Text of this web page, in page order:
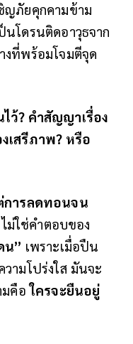
ญภัยคุกคามข้าม
โดรนติดอาวุธจาก
งที่พร้อมโจมตีจุด
ไว้? คำสัญญาเรื่อง
เสรีภาพ? หรือ
การลดทอนจน
ไม่ใช่คำตอบของ
น” เพราะเมื่อปืน
ามโปร่งใส มันจะ
มคือใครจะยืนอยู่